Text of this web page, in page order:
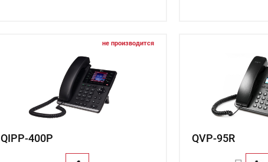
не производится
QIPP-400P QVP-95R